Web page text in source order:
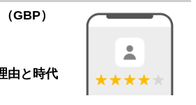
GBP）
由と時代